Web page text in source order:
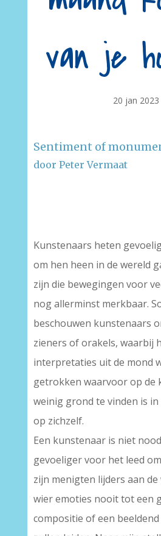
van je
20 jan 2023
Sentiment of
door Peter Vermaat
Kunstenaars heten
om hen heen in de wereld
zijn die bewegingen voor
nog allerminst merkbaar.
beschouwen kunstenaars
zieners of orakels, waarbij
interpretaties uit de mond
getrokken waarvoor op de
weinig grond te vinden is
op zichzelf.
Een kunstenaar is niet
gevoeliger voor het leed
zijn menigten lijders aan
wier emoties nooit tot een
compositie of een